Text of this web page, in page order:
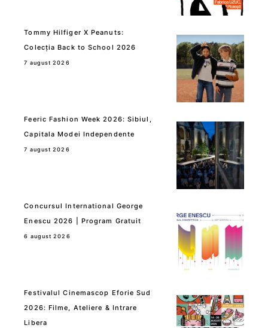
Tommy Hilfiger X Peanuts:
Colecția Back to School 2026
7 august 2026
Feeric Fashion Week 2026: Sibiul,
Capitala Modei Independente
7 august 2026
Concursul International George
Enescu 2026 | Program Gratuit
6 august 2026
Festivalul Cinemascop Eforie Sud
2026: Filme, Ateliere & Intrare
Libera